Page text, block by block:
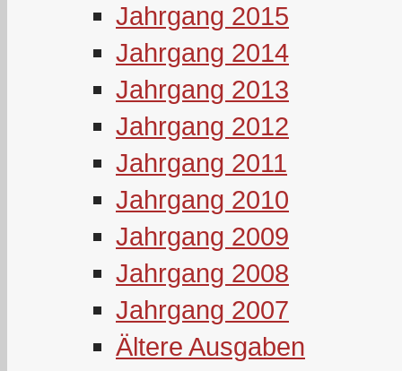
Jahrgang 2015
Jahrgang 2014
Jahrgang 2013
Jahrgang 2012
Jahrgang 2011
Jahrgang 2010
Jahrgang 2009
Jahrgang 2008
Jahrgang 2007
Ältere Ausgaben